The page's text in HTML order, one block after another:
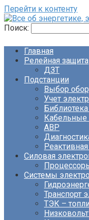
Перейти к контенту
Поиск:
Главная
Релейная защита
ДЗТ
Подстанции
Выбор
Учет
Кабельные
АВР
Силовая
Системы
Транспорт
ТЭК –